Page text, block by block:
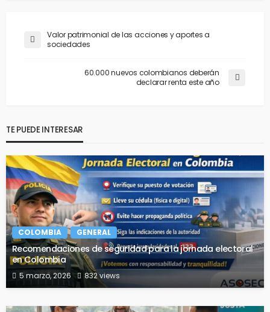
Valor patrimonial de las acciones y aportes a
sociedades
60.000 nuevos colombianos deberán
declarar renta este año
TE PUEDE INTERESAR
COLOMBIA GENERAL
Recomendaciones de seguridad para la jornada electoral
en Colombia
5 marzo, 2026 832 views